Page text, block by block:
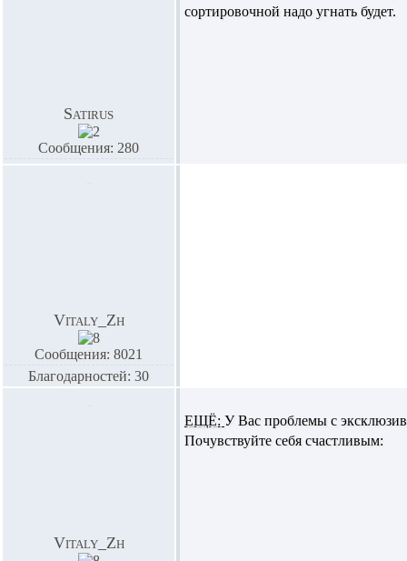
Satirus
Сообщения: 280
сортировочной надо угнать будет.
Vitaly_Zh
Сообщения: 8021
Благодарностей: 30
Vitaly_Zh
ЕЩЁ: У Вас проблемы с
Почувствуйте себя счастливым: